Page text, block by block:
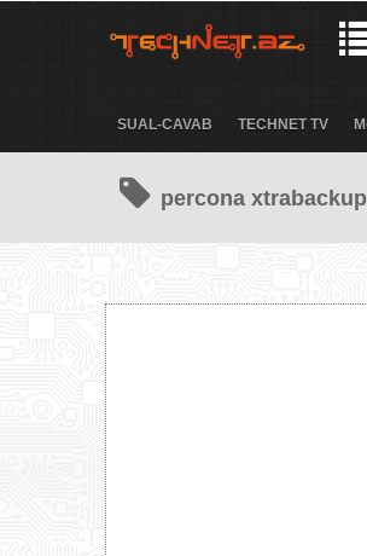
SUAL-CAVAB TECHNET TV
percona xtrabackup